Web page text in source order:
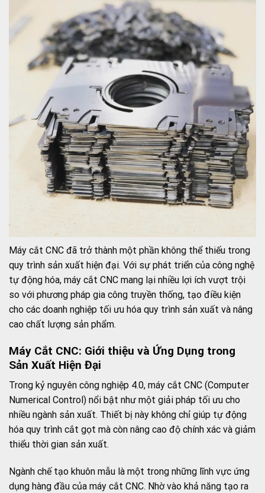
Máy cắt CNC đã trở thành một phần không thể thiếu trong
quy trình sản xuất hiện đại. Với sự phát triển của công nghệ
tự động hóa, máy cắt CNC mang lại nhiều lợi ích vượt trội
so với phương pháp gia công truyền thống, tạo điều kiện
cho các doanh nghiệp tối ưu hóa quy trình sản xuất và nâng
cao chất lượng sản phẩm.
Máy Cắt CNC: Giới thiệu và Ứng Dụng trong
Sản Xuất Hiện Đại
Trong kỷ nguyên công nghiệp 4.0, máy cắt CNC (Computer
Numerical Control) nổi bật như một giải pháp tối ưu cho
nhiều ngành sản xuất. Thiết bị này không chỉ giúp tự động
hóa quy trình cắt gọt mà còn nâng cao độ chính xác và giảm
thiểu thời gian sản xuất.
Ngành chế tạo khuôn mẫu là một trong những lĩnh vực ứng
dụng hàng đầu của máy cắt CNC. Nhờ vào khả năng tạo ra